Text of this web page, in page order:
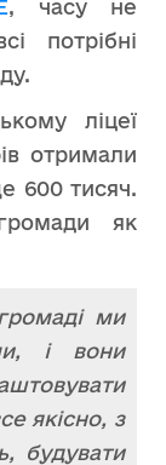
, часу не
потрібні
ліцеї
отримали
600 тисяч.
як
ми
і вони
якісно, з
будувати